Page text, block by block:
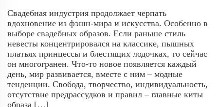
Свадебная индустрия продолжает черпать
вдохновение из фэшн-мира и искусства. Особенно в
выборе свадебных образов. Если раньше стиль
невесты концентрировался на классике, пышных
платьях принцессы и блестящих лодочках, то сейчас
он многогранен. Что-то новое появляется каждый
день, мир развивается, вместе с ним – модные
тенденции. Свобода, творчество, индивидуальность,
отсутствие предрассудков и правил – главные киты
образа […]